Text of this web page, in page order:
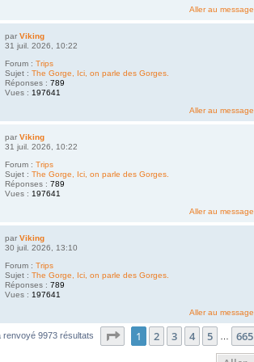
Aller au message
parViking
31 juil. 2026, 10:22
Forum :Trips
Sujet :The Gorge, Ici, on parle des Gorges.
Réponses :789
Vues : 197641
Aller au message
parViking
31 juil. 2026, 10:22
Forum :Trips
Sujet :The Gorge, Ici, on parle des Gorges.
Réponses :789
Vues : 197641
Aller au message
parViking
30 juil. 2026, 13:10
Forum :Trips
Sujet :The Gorge, Ici, on parle des Gorges.
Réponses :789
Vues : 197641
Aller au message
renvoyé 9973 résultats Page sur665
1 2 3 4 5 665